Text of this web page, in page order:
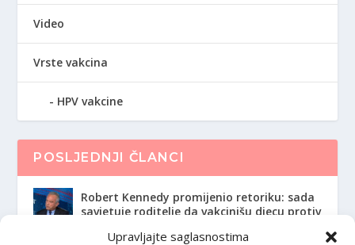
Upravljajte saglasnostima
Video
Vrste vakcina
HPV vakcine
POSLJEDNJI ČLANCI
Robert Kennedy promijenio retoriku: sada
savjetuje roditelje da vakcinišu djecu protiv